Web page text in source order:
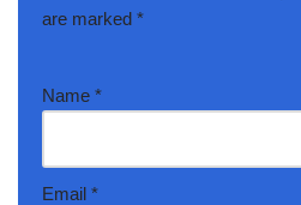
are marked *
Name *
Email *